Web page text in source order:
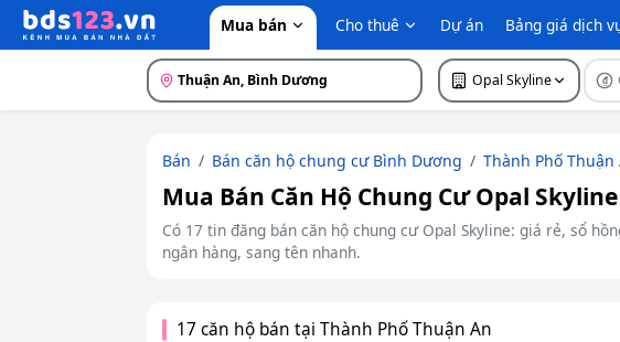
Mua bán Cho thuê Dự án Bảng giá dịch
Thuận An, Bình Dương Opal Skyline
Bán Bán căn hộ chung cư Bình Dương Thành Phố Thuận
Mua Bán Căn Hộ Chung Cư Opal
Có 17 tin đăng bán căn hộ chung cư Opal Skyline: giá rẻ, sổ
ngân hàng, sang tên nhanh.
17 căn hộ bán tại Thành Phố Thuận An